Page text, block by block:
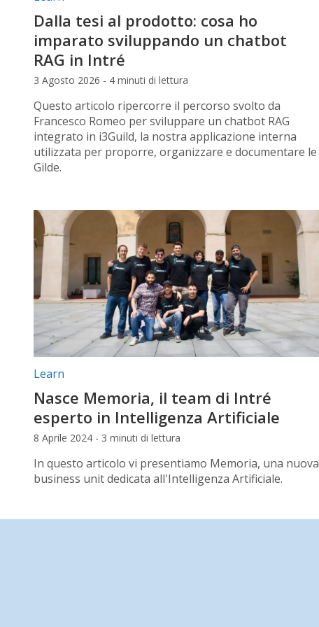
Dalla tesi al prodotto: cosa ho
imparato sviluppando un chatbot
RAG in Intré
3 Agosto 2026 - 4 minuti di lettura
Questo articolo ripercorre il percorso svolto da
Francesco Romeo per sviluppare un chatbot RAG
integrato in i3Guild, la nostra applicazione interna
utilizzata per proporre, organizzare e documentare le
Gilde.
Categorie articolo:
Learn
Nasce Memoria, il team di Intré
esperto in Intelligenza Artificiale
8 Aprile 2024 - 3 minuti di lettura
In questo articolo vi presentiamo Memoria, una nuova
business unit dedicata all'Intelligenza Artificiale.